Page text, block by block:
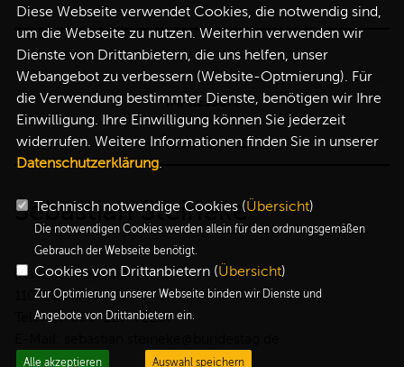
IMPRESSUM
DATENSCHUTZ
Sebastian Steineke
Platz der Republik 1
11011 Berlin
Telefon: 030-227-72257
Diese Webseite verwendet Cookies, die notwendig sind,
um die Webseite zu nutzen. Weiterhin verwenden wir
Dienste von Drittanbietern, die uns helfen, unser
Webangebot zu verbessern (Website-Optmierung). Für
die Verwendung bestimmter Dienste, benötigen wir Ihre
Einwilligung. Ihre Einwilligung können Sie jederzeit
widerrufen. Weitere Informationen finden Sie in unserer
Datenschutzerklärung.
Technisch notwendige Cookies (Übersicht)
Die notwendigen Cookies werden allein für den ordnungsgemäßen
Gebrauch der Webseite benötigt.
Cookies von Drittanbietern (Übersicht)
Zur Optimierung unserer Webseite binden wir Dienste und
Angebote von Drittanbietern ein.
Alle akzeptieren Auswahl speichern